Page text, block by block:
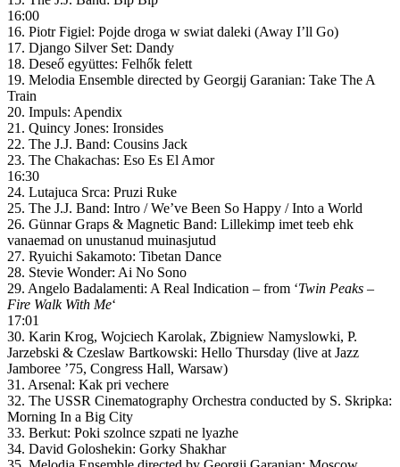
16:00
16. Piotr Figiel: Pojde droga w swiat daleki (Away I’ll Go)
17. Django Silver Set: Dandy
18. Deseő együttes: Felhők felett
19. Melodia Ensemble directed by Georgij Garanian: Take The A
Train
20. Impuls: Apendix
21. Quincy Jones: Ironsides
22. The J.J. Band: Cousins Jack
23. The Chakachas: Eso Es El Amor
16:30
24. Lutajuca Srca: Pruzi Ruke
25. The J.J. Band: Intro / We’ve Been So Happy / Into a World
26. Günnar Graps & Magnetic Band: Lillekimp imet teeb ehk
vanaemad on unustanud muinasjutud
27. Ryuichi Sakamoto: Tibetan Dance
28. Stevie Wonder: Ai No Sono
29. Angelo Badalamenti: A Real Indication – from ‘Twin Peaks –
Fire Walk With Me‘
17:01
30. Karin Krog, Wojciech Karolak, Zbigniew Namyslowki, P.
Jarzebski & Czeslaw Bartkowski: Hello Thursday (live at Jazz
Jamboree ’75, Congress Hall, Warsaw)
31. Arsenal: Kak pri vechere
32. The USSR Cinematography Orchestra conducted by S. Skripka:
Morning In a Big City
33. Berkut: Poki szolnce szpati ne lyazhe
34. David Goloshekin: Gorky Shakhar